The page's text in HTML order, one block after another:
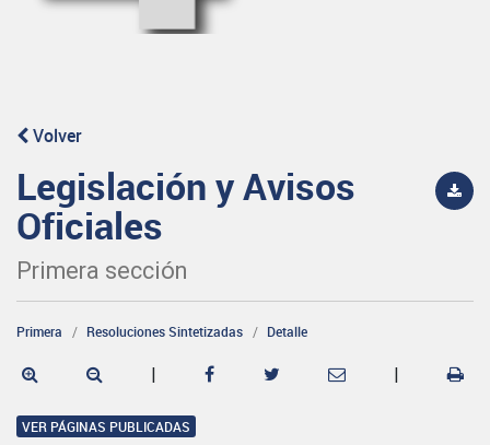
Volver
Legislación y Avisos
Oficiales
Primera sección
Primera Resoluciones Sintetizadas Detalle
| |
VER PÁGINAS PUBLICADAS